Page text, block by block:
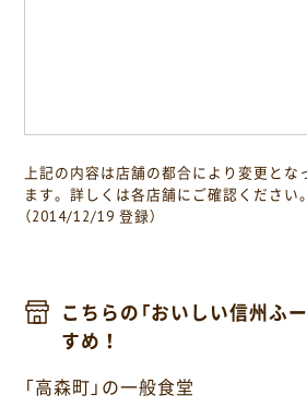
上記の内容は店舗の都合により変更とな
ます。詳しくは各店舗にご確認ください。
（2014/12/19 登録）
こちらの「おいしい信州ふ
すめ！
「高森町」の一般食堂